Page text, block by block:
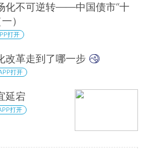
化不可逆转——中国债市“十
）
打开
改革走到了哪一步
打开
延宕
打开